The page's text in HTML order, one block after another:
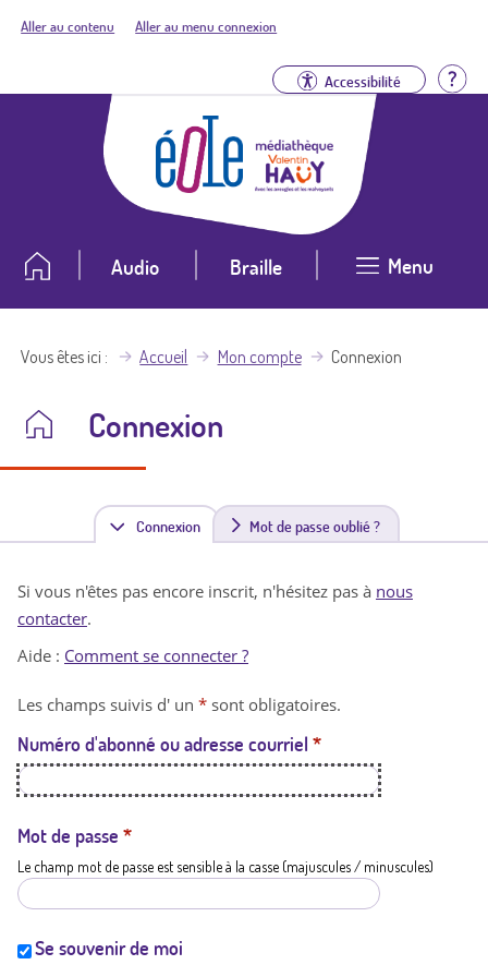
Aller au contenu Aller au menu connexion
Accessibilité
Audio Braille Menu
Vous êtes ici Accueil Mon compte Connexion
Connexion
Connexion(
n
t
a
t
i
Mot de passe oublié ?
Si vous n'êtes pas encore inscrit, n'hésitez pas à nous
contacter.
Aide : Comment se connecter ?
Les champs suivis d' un * sont obligatoires.
Numéro d'abonné ou adresse courriel *
Mot de passe *
Le champ mot de passe est sensible à la casse (majuscules / minuscules)
Se souvenir de moi